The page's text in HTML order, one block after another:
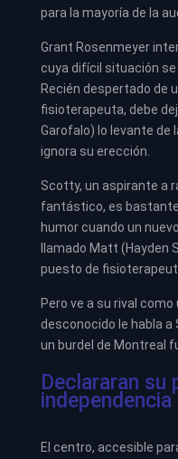
para la mayoría de la
Grant Rosenmeyer
cuya difícil situación se
Recién despertado de
fisioterapeuta, debe
Garofalo) lo levante de
ignora su erección.
Scotty, un aspirante a
fantástico, es bastante
humor cuando un
llamado Matt (Hayden
puesto de
Pero ve a su rival
desconocido le habla a
un burdel de Montreal
Declararan su
independencia
El centro, accesible